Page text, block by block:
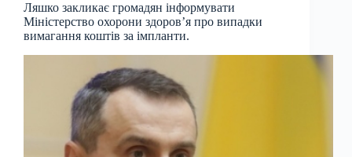
Ляшко закликає громадян інформувати
Міністерство охорони здоров’я про випадки
вимагання коштів за імпланти.